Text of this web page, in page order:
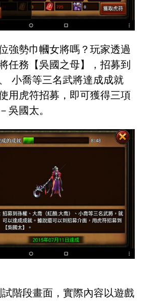
強勢巾幗女將嗎？玩家透過
任務【吳國之母】，招募到
小喬等三名武將達成成就
用虎符招募，即可獲得三項
吳國太。
階段畫面，實際內容以遊戲